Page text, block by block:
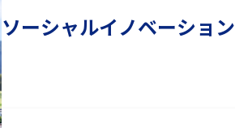
ソーシャルイノベーション